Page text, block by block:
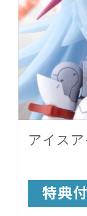
アイス